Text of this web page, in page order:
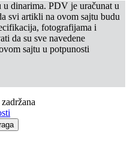
u dinarima. PDV je uračunat u
svi artikli na ovom sajtu budu
fotografijama i
da su sve navedene
sajtu u potpunosti